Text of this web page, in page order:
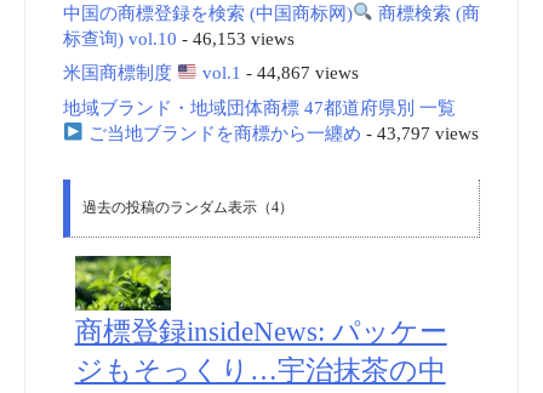
中国の商標登録を検索 (中国商标网)
商標検索 (商
标查询) vol.10 - 46,153 views
米国商標制度
vol.1 - 44,867 views
地域ブランド・地域団体商標 47都道府県別 一覧
ご当地ブランドを商標から一纏め - 43,797 views
過去の投稿のランダム表示（4）
商標登録insideNews: パッケー
ジもそっくり…宇治抹茶の中